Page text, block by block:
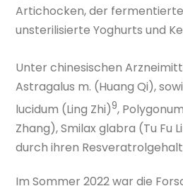
Artichocken, der
unsterilisierte Yoghurts und
Unter chinesischen
Astragalus m. (Huang Qi),
lucidum (Ling Zhi)9,
Zhang), Smilax glabra (Tu Fu
durch ihren
Im Sommer 2022 war die